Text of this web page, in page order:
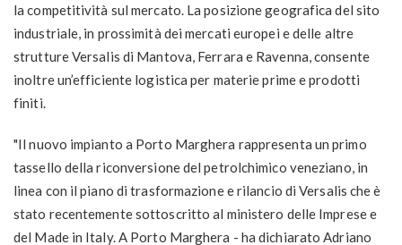
la competitività sul mercato. La posizione geografica del sito
industriale, in prossimità dei mercati europei e delle altre
strutture Versalis di Mantova, Ferrara e Ravenna, consente
inoltre un’efficiente logistica per materie prime e prodotti
finiti.
"Il nuovo impianto a Porto Marghera rappresenta un primo
tassello della riconversione del petrolchimico veneziano, in
linea con il piano di trasformazione e rilancio di Versalis che è
stato recentemente sottoscritto al ministero delle Imprese e
del Made in Italy. A Porto Marghera - ha dichiarato Adriano